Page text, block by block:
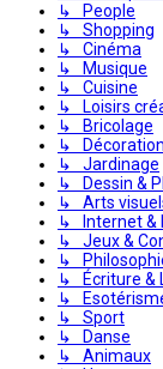
↳ People
↳ Shopping
↳ Cinéma
↳ Musique
↳ Cuisine
↳ Loisirs
↳ Bricolage
↳ Décoration
↳ Jardinage
↳ Dessin &
↳ Arts
↳ Internet &
↳ Jeux &
↳
↳ Écriture &
↳
↳ Sport
↳ Danse
↳ Animaux